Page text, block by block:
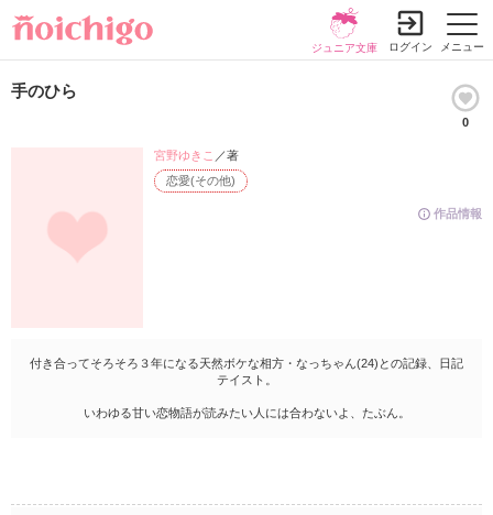
メニュー
ジュニア文庫 ログイン
手のひら
0
作品情報
恋愛(その他)
宮野ゆきこ ／著
付き合ってそろそろ３年になる天然ボケな相方・なっちゃん(24)との記録、日記
テイスト。
いわゆる甘い恋物語が読みたい人には合わないよ、たぶん。